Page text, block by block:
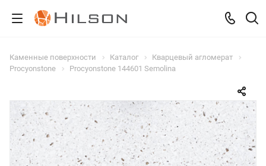
Каменные поверхности Каталог
Кварцевый агломерат
Procyonstone
Procyonstone 144601 Semolina